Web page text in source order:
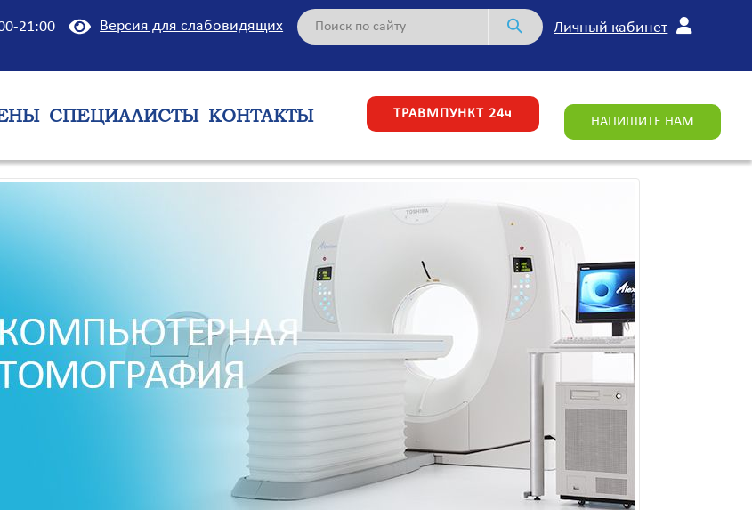
21:00 Версия для слабовидящих Личный кабинет
СПЕЦИАЛИСТЫ КОНТАКТЫ ТРАВМПУНКТ 24ч
НАПИШИТЕ НАМ